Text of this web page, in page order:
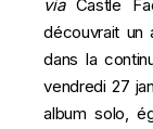
viaCastle
découvrait un
dans la
vendredi 27
album solo,